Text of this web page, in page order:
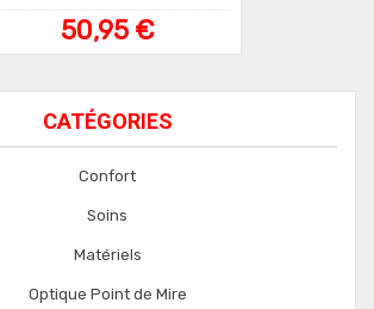
50,95 €
CATÉGORIES
Confort
Soins
Matériels
Optique Point de Mire